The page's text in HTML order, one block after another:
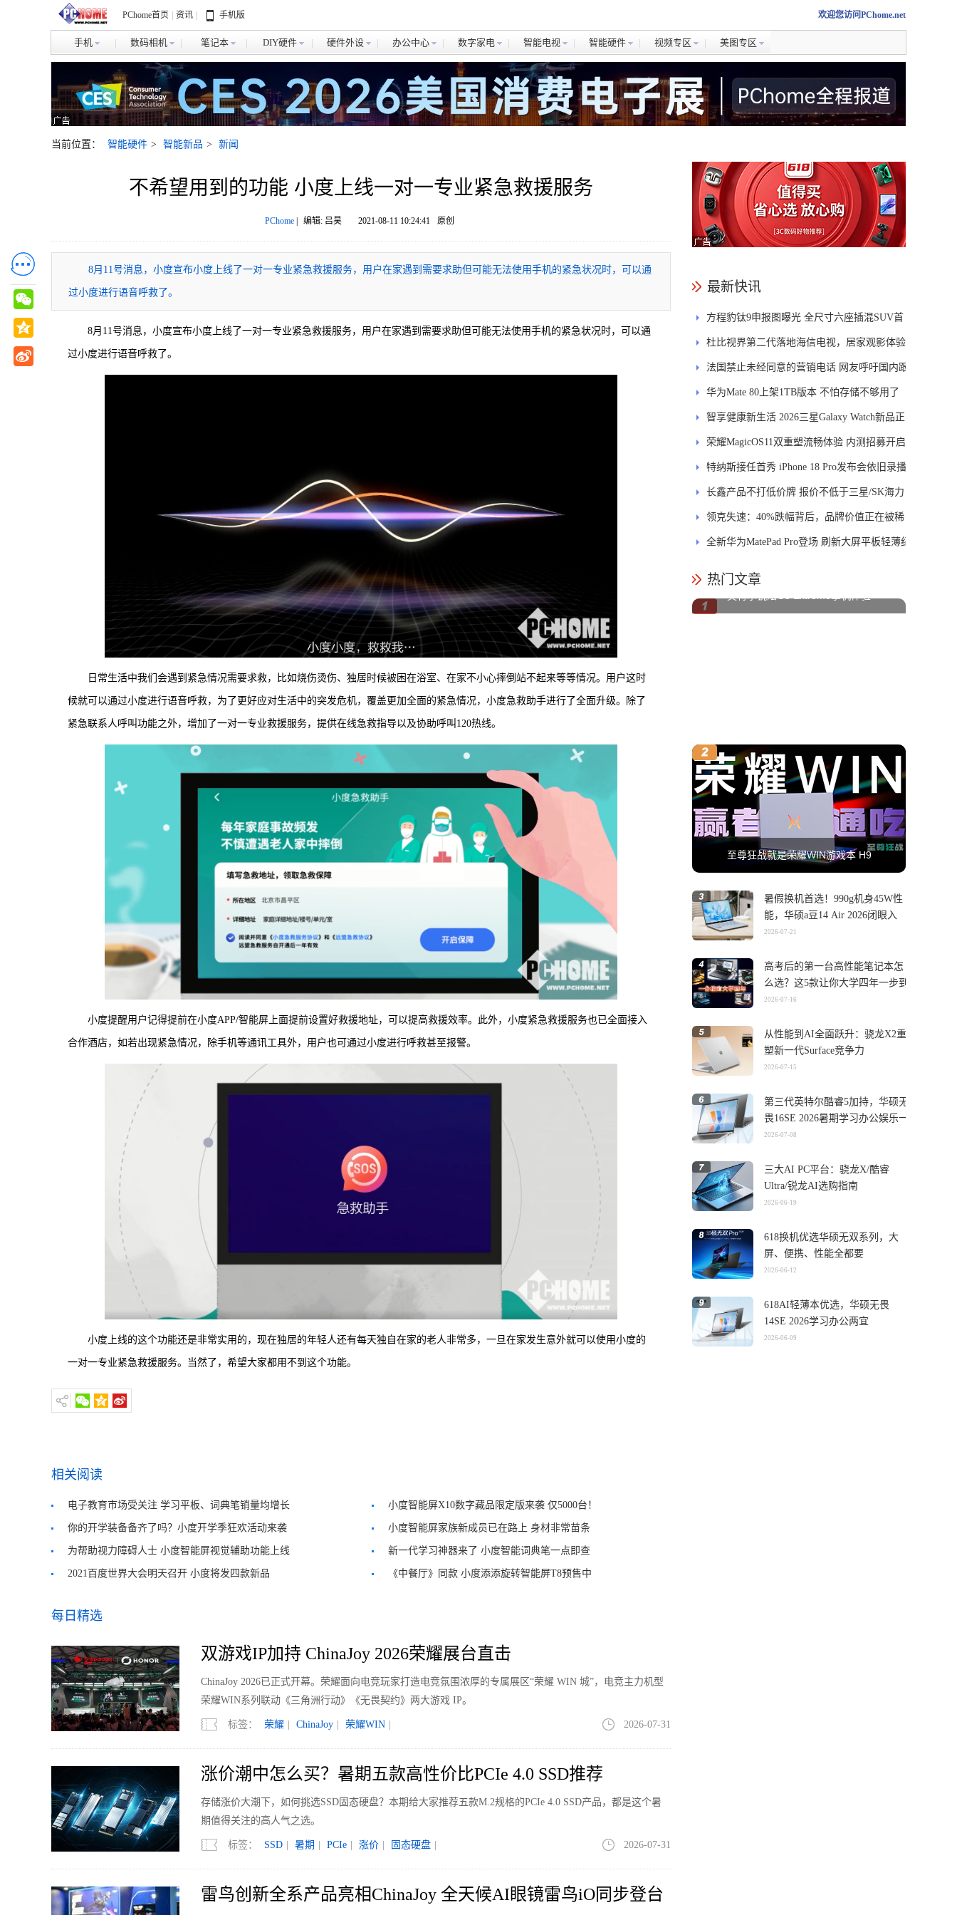
PChome首页 资讯 手机版 欢迎您访问PChome.net
手机 数码相机 笔记本 DIY硬件 硬件外设 办公中心 数字家电 智能电视 智能硬件 视频专区 美图专区
当前位置： 智能硬件 > 智能新品 > 新闻
不希望用到的功能 小度上线一对一专业紧急救援服务
PChome| 编辑: 吕昊 2021-08-11 10:24:41 原创
8月11号消息，小度宣布小度上线了一对一专业紧急救援服务，用户在家遇到需要求助但可能无法使用手机的紧急状况时，可以通
过小度进行语音呼救了。
8月11号消息，小度宣布小度上线了一对一专业紧急救援服务，用户在家遇到需要求助但可能无法使用手机的紧急状况时，可以通
过小度进行语音呼救了。
日常生活中我们会遇到紧急情况需要求救，比如烧伤烫伤、独居时候被困在浴室、在家不小心摔倒站不起来等等情况。用户这时
候就可以通过小度进行语音呼救，为了更好应对生活中的突发危机，覆盖更加全面的紧急情况，小度急救助手进行了全面升级。除了
紧急联系人呼叫功能之外，增加了一对一专业救援服务，提供在线急救指导以及协助呼叫120热线。
小度提醒用户记得提前在小度APP/智能屏上面提前设置好救援地址，可以提高救援效率。此外，小度紧急救援服务也已全面接入
合作酒店，如若出现紧急情况，除手机等通讯工具外，用户也可通过小度进行呼救甚至报警。
小度上线的这个功能还是非常实用的，现在独居的年轻人还有每天独自在家的老人非常多，一旦在家发生意外就可以使用小度的
一对一专业紧急救援服务。当然了，希望大家都用不到这个功能。
相关阅读
电子教育市场受关注 学习平板、词典笔销量均增长 小度智能屏X10数字藏品限定版来袭 仅5000台！
你的开学装备备齐了吗？小度开学季狂欢活动来袭 小度智能屏家族新成员已在路上 身材非常苗条
为帮助视力障碍人士 小度智能屏视觉辅助功能上线 新一代学习神器来了 小度智能词典笔一点即查
2021百度世界大会明天召开 小度将发四款新品 《中餐厅》同款 小度添添旋转智能屏T8预售中
每日精选
双游戏IP加持 ChinaJoy 2026荣耀展台直击
ChinaJoy 2026已正式开幕。荣耀面向电竞玩家打造电竞氛围浓厚的专属展区“荣耀 WIN 城”，电竞主力机型
荣耀WIN系列联动《三角洲行动》《无畏契约》两大游戏 IP。
标签： 荣耀 | ChinaJoy | 荣耀WIN | 2026-07-31
涨价潮中怎么买？暑期五款高性价比PCIe 4.0 SSD推荐
存储涨价大潮下，如何挑选SSD固态硬盘？本期给大家推荐五款M.2规格的PCIe 4.0 SSD产品，都是这个暑
期值得关注的高人气之选。
标签： SSD | 暑期 | PCIe | 涨价 | 固态硬盘 | 2026-07-31
雷鸟创新全系产品亮相ChinaJoy 全天候AI眼镜雷鸟iO同步登台
最新快讯
方程豹钛9申报图曝光 全尺寸六座插混SUV首
发DMS
杜比视界第二代落地海信电视，居家观影体验
能迎来哪些升级？
法国禁止未经同意的营销电话 网友呼吁国内跟
进
华为Mate 80上架1TB版本 不怕存储不够用了
智享健康新生活 2026三星Galaxy Watch新品正
式开售
荣耀MagicOS11双重塑流畅体验 内测招募开启
特纳斯接任首秀 iPhone 18 Pro发布会依旧录播
长鑫产品不打低价牌 报价不低于三星/SK海力
士
领克失速：40%跌幅背后，品牌价值正在被稀
释
全新华为MatePad Pro登场 刷新大屏平板轻薄纪
热门文章
至尊狂战就是荣耀WIN游戏本 H9
暑假换机首选！990g机身45W性
能，华硕a豆14 Air 2026闭眼入
2026-07-21
高考后的第一台高性能笔记本怎
么选？这5款让你大学四年一步到
位
2026-07-16
从性能到AI全面跃升：骁龙X2重
塑新一代Surface竞争力
2026-07-15
第三代英特尔酷睿5加持，华硕无
畏16SE 2026暑期学习办公娱乐一
机搞定
2026-07-08
三大AI PC平台：骁龙X/酷睿
Ultra/锐龙AI选购指南
2026-06-19
618换机优选华硕无双系列，大
屏、便携、性能全都要
2026-06-12
618AI轻薄本优选，华硕无畏
14SE 2026学习办公两宜
2026-06-09